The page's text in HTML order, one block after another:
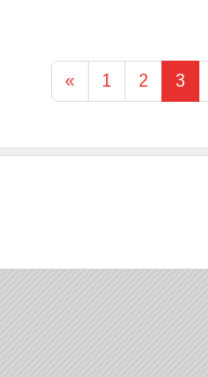
« 1 2 3